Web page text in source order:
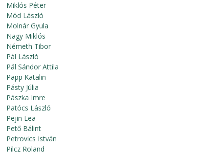
Miklós Péter
Mód László
Molnár Gyula
Nagy Miklós
Németh Tibor
Pál László
Pál Sándor Attila
Papp Katalin
Pásty Júlia
Pászka Imre
Patócs László
Pejin Lea
Pető Bálint
Petrovics István
Pilcz Roland